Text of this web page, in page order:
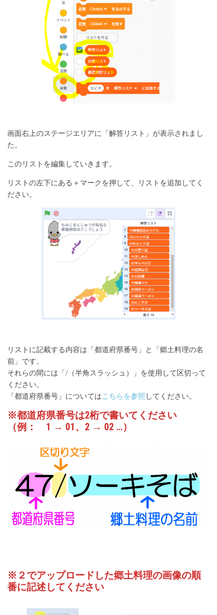
画面右上のステージエリアに「解答リスト」が表示されまし
た。
このリストを編集していきます。
リストの左下にある＋マークを押して、リストを追加してく
ださい。
リストに記載する内容は「都道府県番号」と「郷土料理の名
前」です。
それらの間には「/（半角スラッシュ）」を使用して区切って
ください。
「都道府県番号」についてはこちらを参照 してください。
※都道府県番号は2桁で書いてください
（例： 1 → 01、2 → 02 …）
※２でアップロードした郷土料理の画像の順
番に記述してください